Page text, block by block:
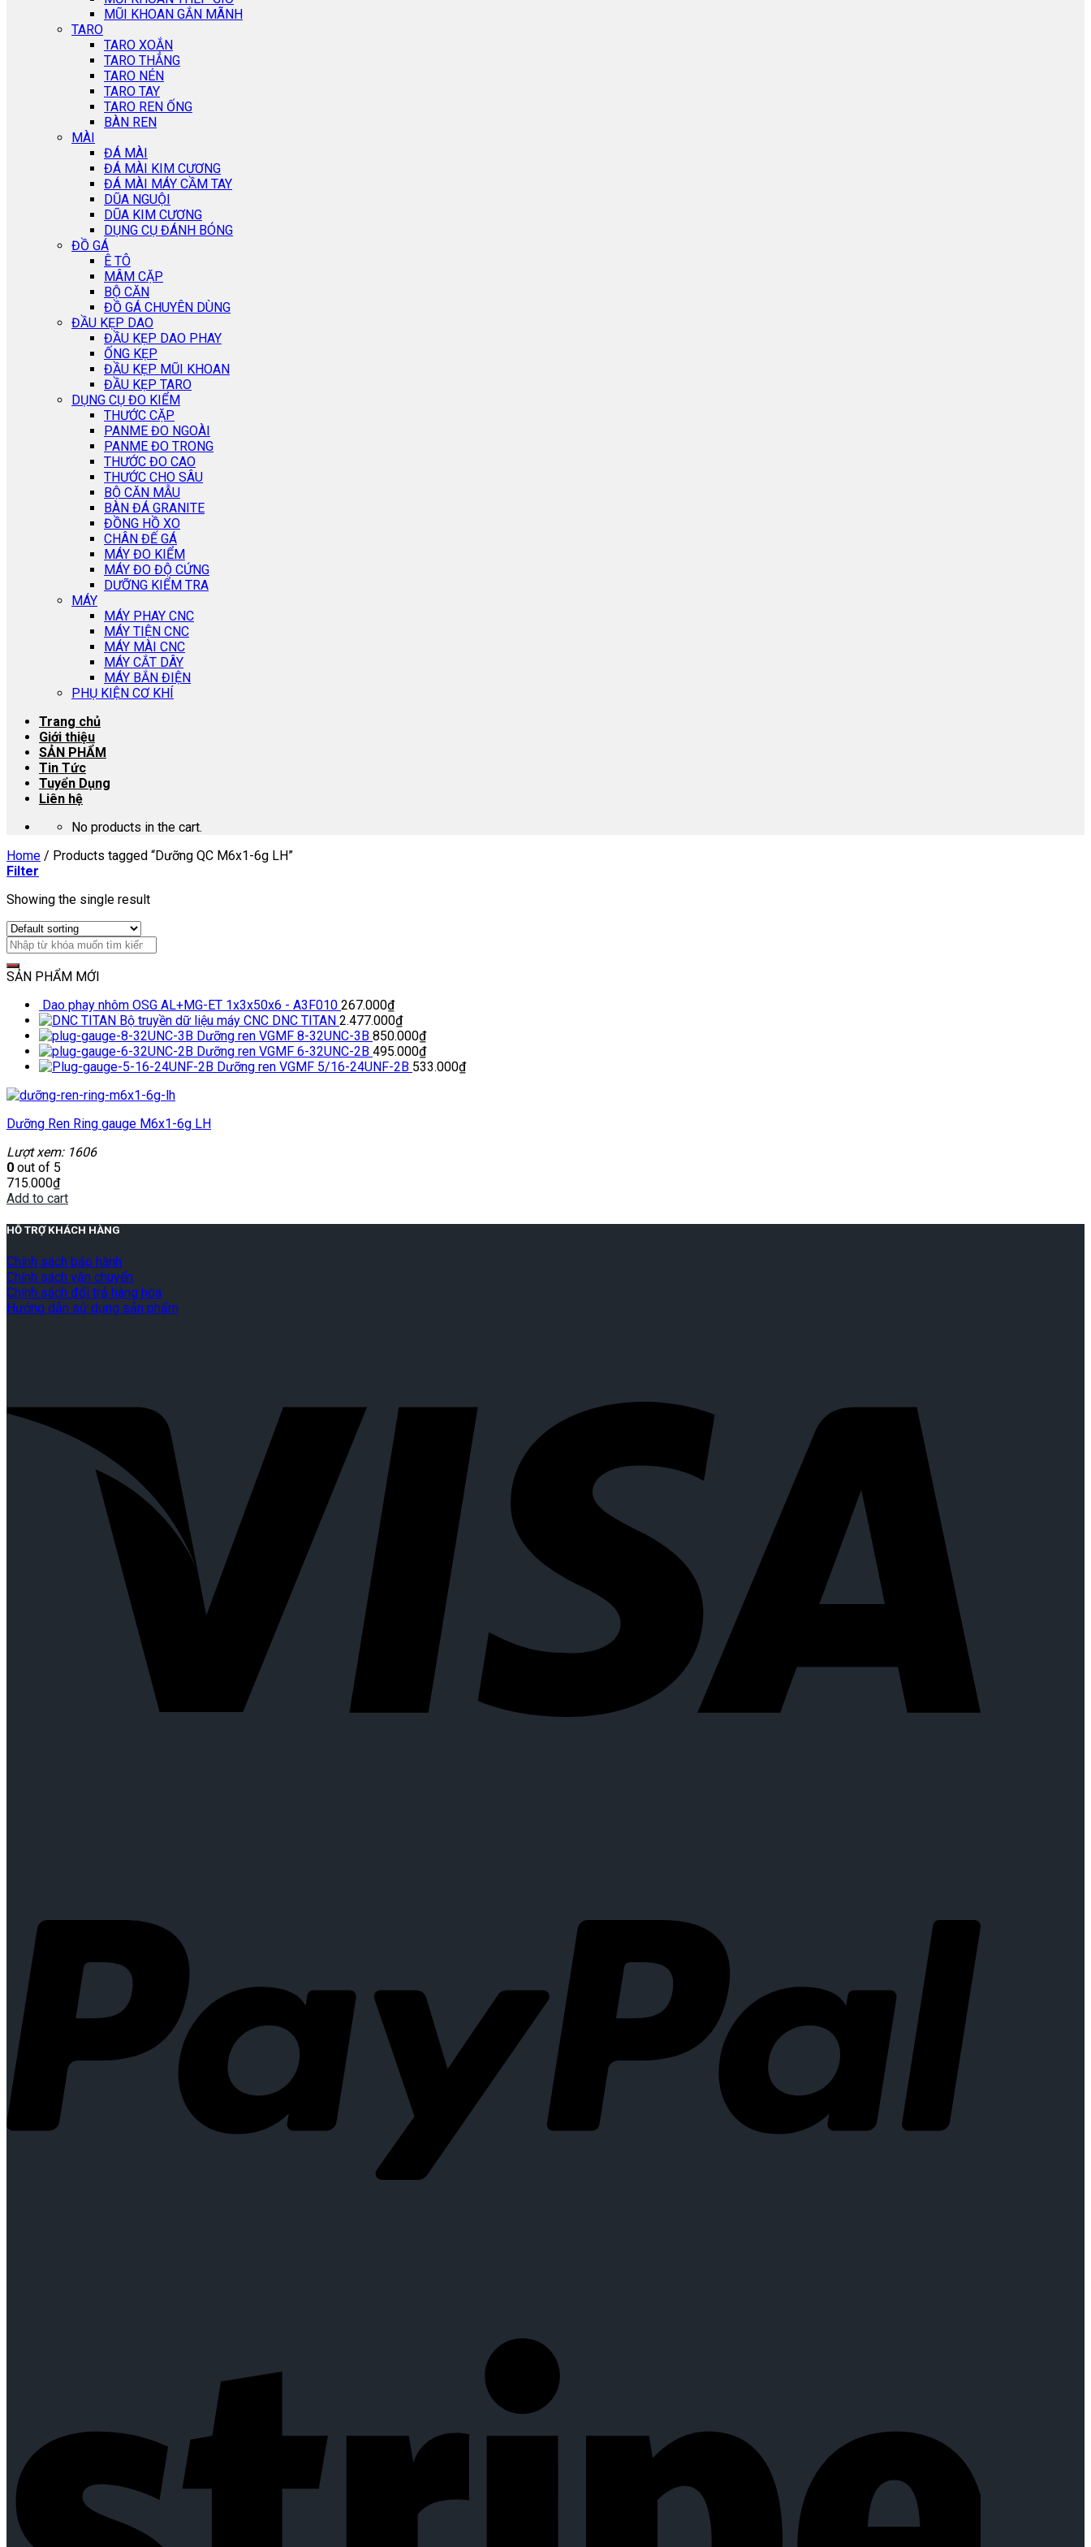
MŨI KHOAN GẮN MÃNH
TARO
TARO XOẮN
TARO THẲNG
TARO NÉN
TARO TAY
TARO REN ỐNG
BÀN REN
MÀI
ĐÁ MÀI
ĐÁ MÀI KIM CƯƠNG
ĐÁ MÀI MÁY CẦM TAY
DŨA NGUỘI
DŨA KIM CƯƠNG
DỤNG CỤ ĐÁNH BÓNG
ĐỒ GÁ
Ê TÔ
MÂM CẶP
BỘ CĂN
ĐỒ GÁ CHUYÊN DÙNG
ĐẦU KẸP DAO
ĐẦU KẸP DAO PHAY
ỐNG KẸP
ĐẦU KẸP MŨI KHOAN
ĐẦU KẸP TARO
DỤNG CỤ ĐO KIỂM
THƯỚC CẶP
PANME ĐO NGOÀI
PANME ĐO TRONG
THƯỚC ĐO CAO
THƯỚC CHO SÂU
BỘ CĂN MẪU
BÀN ĐÁ GRANITE
ĐỒNG HỒ XO
CHÂN ĐẾ GÁ
MÁY ĐO KIỂM
MÁY ĐO ĐỘ CỨNG
DƯỠNG KIỂM TRA
MÁY
MÁY PHAY CNC
MÁY TIỆN CNC
MÁY MÀI CNC
MÁY CẮT DÂY
MÁY BẮN ĐIỆN
PHỤ KIỆN CƠ KHÍ
Trang chủ
Giới thiệu
SẢN PHẨM
Tin Tức
Tuyển Dụng
Liên hệ
No products in the cart.
Home / Products tagged “Dưỡng QC M6x1-6g LH”
Filter
Showing the single result
SẢN PHẨM MỚI
Dao phay nhôm OSG AL+MG-ET 1x3x50x6 - A3F010 267.000₫
Bộ truyền dữ liệu máy CNC DNC TITAN 2.477.000₫
Dưỡng ren VGMF 8-32UNC-3B 850.000₫
Dưỡng ren VGMF 6-32UNC-2B 495.000₫
Dưỡng ren VGMF 5/16-24UNF-2B 533.000₫
Dưỡng Ren Ring gauge M6x1-6g LH
Lượt xem: 1606
0 out of 5
715.000₫
Add to cart
HỖ TRỢ KHÁCH HÀNG
Chính sách bảo hành
Chính sách vận chuyển
Chính sách đổi trả hàng hóa
Hướng dẫn sử dụng sản phẩm